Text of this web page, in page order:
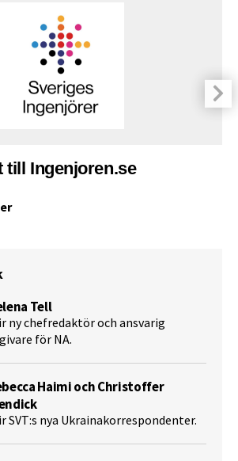
till Ingenjoren.se
Tell
ny chefredaktör och ansvarig
för NA.
Haimi och Christoffer
SVT:s nya Ukrainakorrespondenter.